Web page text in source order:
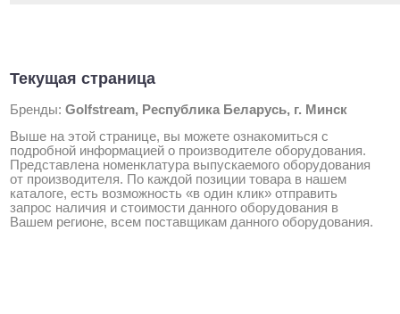
Текущая страница
Бренды: Golfstream, Республика Беларусь, г. Минск
Выше на этой странице, вы можете ознакомиться с
подробной информацией о производителе оборудования.
Представлена номенклатура выпускаемого оборудования
от производителя. По каждой позиции товара в нашем
каталоге, есть возможность «в один клик» отправить
запрос наличия и стоимости данного оборудования в
Вашем регионе, всем поставщикам данного оборудования.